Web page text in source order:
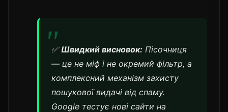
✅ Швидкий висновок: Пісочниця
— це не міф і не окремий фільтр, а
комплексний механізм захисту
пошукової видачі від спаму.
Google тестує нові сайти на